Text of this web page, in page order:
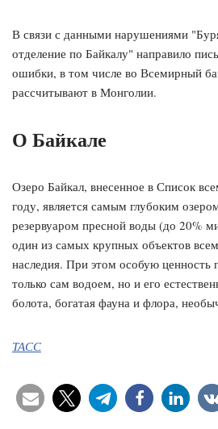
В связи с данными нарушениями
отделение по Байкалу" направило
ошибки, в том числе во Всемирный
рассчитывают в Монголии.
О Байкале
Озеро Байкал, внесенное в Список
году, является самым глубоким
резервуаром пресной воды (до 20%
один из самых крупных объектов
наследия. При этом особую ценность
только сам водоем, но и его
болота, богатая фауна и флора,
ТАСС